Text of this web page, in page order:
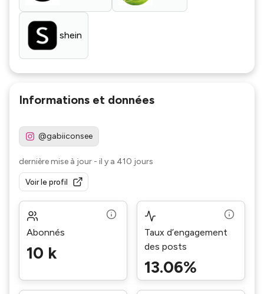
shein
Informations et données
@gabiiconsee
dernière mise à jour - il y a 410 jours
Voir le profil
Abonnés
10 k
Taux d’engagement
des posts
13.06%